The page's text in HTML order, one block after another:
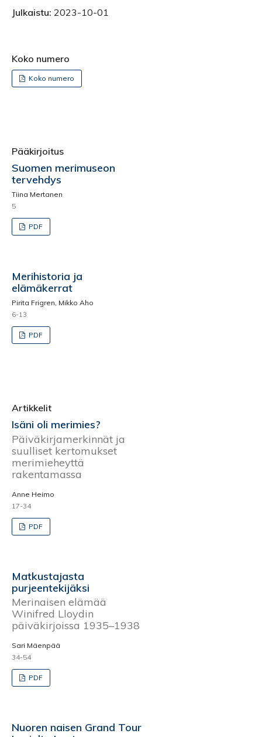
Julkaistu: 2023-10-01
Koko numero
Koko numero
Pääkirjoitus
Suomen merimuseon
tervehdys
Tiina Mertanen
5
PDF
Merihistoria ja
elämäkerrat
Pirita Frigren, Mikko Aho
6-13
PDF
Artikkelit
Isäni oli merimies?
Päiväkirjamerkinnät ja
suulliset kertomukset
merimieheyttä
rakentamassa
Anne Heimo
17-34
PDF
Matkustajasta
purjeentekijäksi
Merinaisen elämää
Winifred Lloydin
päiväkirjoissa 1935–1938
Sari Mäenpää
34-54
PDF
Nuoren naisen Grand Tour